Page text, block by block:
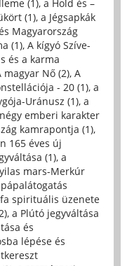
(1), a Hold és –
(1), a Jégsapkák
Magyarország
(1), A kígyó Szíve-
és a karma
magyar Nő (2), A
- 20 (1), a
Uránusz (1), a
emberi karakter
kamrapontja (1),
165 éves új
(1), a
mars-Merkúr
spirituális üzenete
, a Plútó jegyváltása
és
lépése és